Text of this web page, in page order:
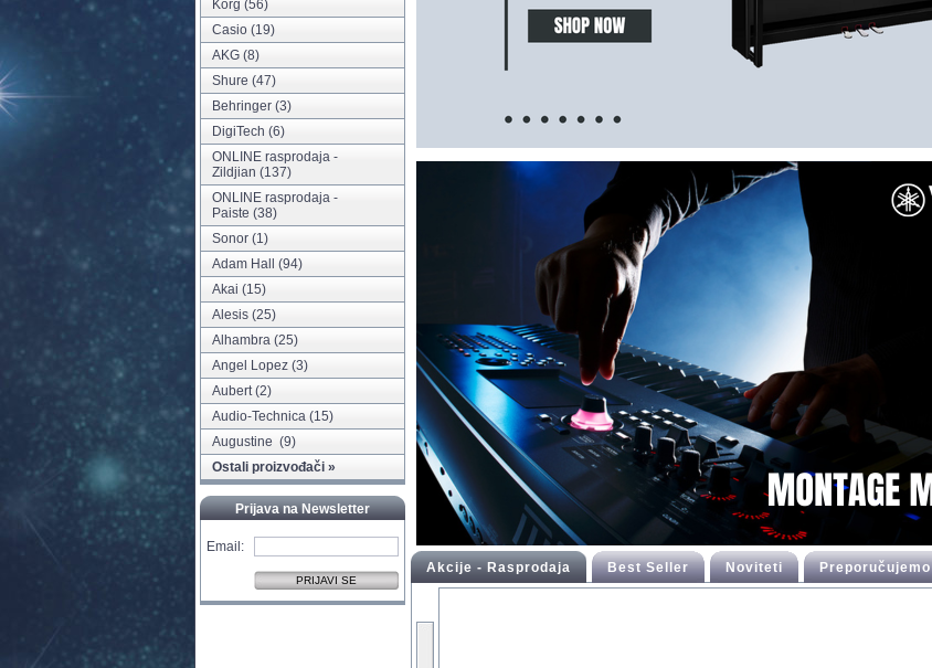
Korg (56)
Casio (19)
AKG (8)
Shure (47)
Behringer (3)
DigiTech (6)
ONLINE rasprodaja -
Zildjian (137)
ONLINE rasprodaja -
Paiste (38)
Sonor (1)
Adam Hall
(94)
Akai (15)
Alesis (25)
Alhambra (25)
Angel Lopez (3)
Aubert (2)
Audio-Technica (15)
Augustine (9)
Ostali proizvođači »
Prijava na Newsletter
Email:
Akcije - Rasprodaja Best Seller Noviteti Preporučujemo